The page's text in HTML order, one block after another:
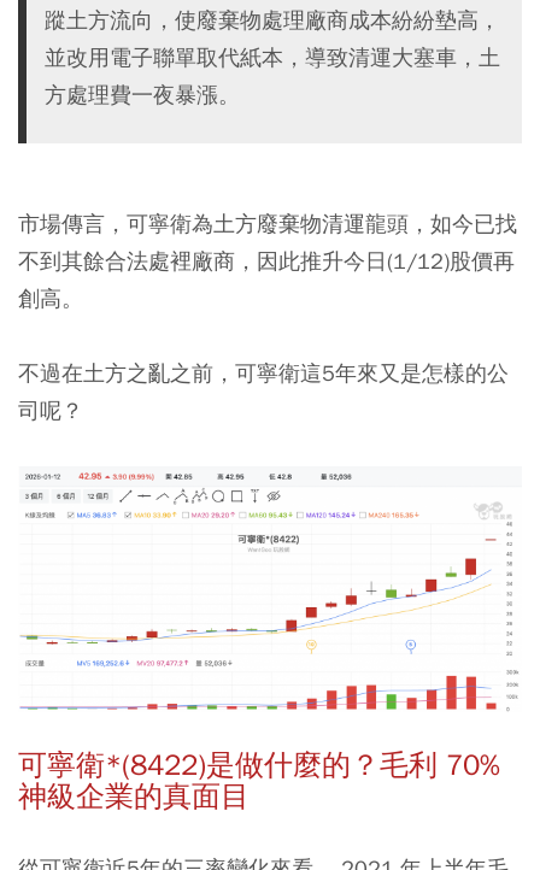
蹤土方流向，使廢棄物處理廠商成本紛紛墊高，
並改用電子聯單取代紙本，導致清運大塞車，土
方處理費一夜暴漲。
市場傳言，可寧衛為土方廢棄物清運龍頭，如今已找
不到其餘合法處裡廠商，因此推升今日(1/12)股價再
創高。
不過在土方之亂之前，可寧衛這5年來又是怎樣的公
司呢？
可寧衛*(8422)是做什麼的？毛利 70%
神級企業的真面目